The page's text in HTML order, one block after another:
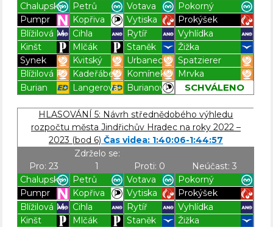
Chalupský
Petrů Votava
Pokorný
Pumpr
Kopřiva Vytiska
Prokýšek
Blížilová M. Cihla Rytíř
Vyhlídka
Kinšt
Mlčák Staněk
Žižka
Synek
Kvitský Urbanec
Spatzierer
Blížilová P.
Kadeřábek Komínek
Mrvka
Burian
Langerová Burianová SCHVÁLENO
HLASOVÁNÍ 5: Návrh střednědobého výhledu
rozpočtu města Jindřichův Hradec na roky 2022 –
2023 (bod 6) Čas videa: 1:40:06-1:44:57
Pro: 23
Zdrželo se:
1
Proti: 0
Neúčast: 3
Chalupský
Petrů Votava
Pokorný
Pumpr
Kopřiva Vytiska
Prokýšek
Blížilová M. Cihla Rytíř
Vyhlídka
Kinšt
Mlčák Staněk
Žižka